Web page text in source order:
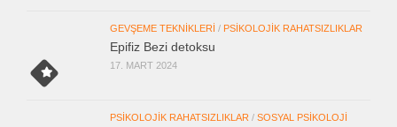
GEVŞEME TEKNIKLERI / PSIKOLOJIK RAHATSIZLIKLAR
Epifiz Bezi detoksu
17. MART 2024
PSIKOLOJIK RAHATSIZLIKLAR / SOSYAL PSIKOLOJI